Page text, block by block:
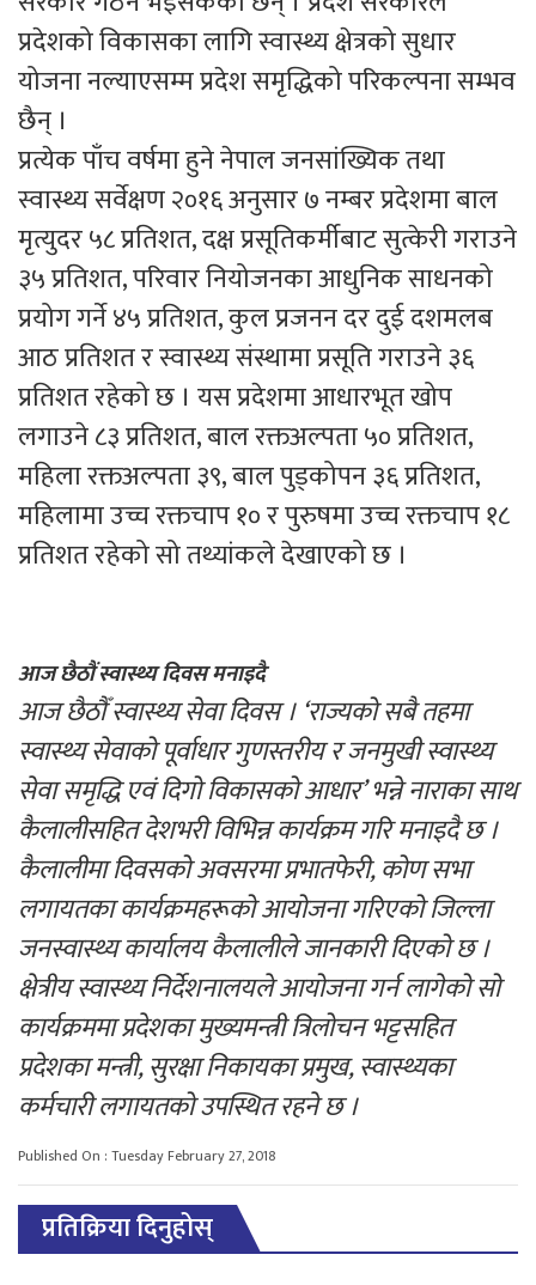
प्रदेशको विकासका लागि स्वास्थ्य क्षेत्रको सुधार
योजना नल्याएसम्म प्रदेश समृद्धिको परिकल्पना सम्भव
छैन् ।
प्रत्येक पाँच वर्षमा हुने नेपाल जनसांख्यिक तथा
स्वास्थ्य सर्वेक्षण २०१६ अनुसार ७ नम्बर प्रदेशमा बाल
मृत्युदर ५८ प्रतिशत, दक्ष प्रसूतिकर्मीबाट सुत्केरी गराउने
३५ प्रतिशत, परिवार नियोजनका आधुनिक साधनको
प्रयोग गर्ने ४५ प्रतिशत, कुल प्रजनन दर दुई दशमलब
आठ प्रतिशत र स्वास्थ्य संस्थामा प्रसूति गराउने ३६
प्रतिशत रहेको छ । यस प्रदेशमा आधारभूत खोप
लगाउने ८३ प्रतिशत, बाल रक्तअल्पता ५० प्रतिशत,
महिला रक्तअल्पता ३९, बाल पुड्कोपन ३६ प्रतिशत,
महिलामा उच्च रक्तचाप १० र पुरुषमा उच्च रक्तचाप १८
प्रतिशत रहेको सो तथ्यांकले देखाएको छ ।
आज छैठौं स्वास्थ्य दिवस मनाइदै
आज छैठौँ स्वास्थ्य सेवा दिवस । ‘राज्यको सबै तहमा
स्वास्थ्य सेवाको पूर्वाधार गुणस्तरीय र जनमुखी स्वास्थ्य
सेवा समृद्धि एवं दिगो विकासको आधार’ भन्ने नाराका साथ
कैलालीसहित देशभरी विभिन्न कार्यक्रम गरि मनाइदै छ ।
कैलालीमा दिवसको अवसरमा प्रभातफेरी, कोण सभा
लगायतका कार्यक्रमहरूको आयोजना गरिएको जिल्ला
जनस्वास्थ्य कार्यालय कैलालीले जानकारी दिएको छ ।
क्षेत्रीय स्वास्थ्य निर्देशनालयले आयोजना गर्न लागेको सो
कार्यक्रममा प्रदेशका मुख्यमन्त्री त्रिलोचन भट्टसहित
प्रदेशका मन्त्री, सुरक्षा निकायका प्रमुख, स्वास्थ्यका
कर्मचारी लगायतको उपस्थित रहने छ ।
Published On : Tuesday February 27, 2018
प्रतिक्रिया दिनुहोस्